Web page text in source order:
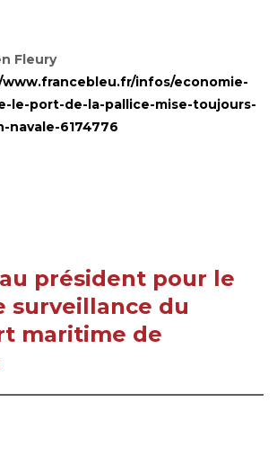
Fleury
infos/economie-
le-port-de-la-pallice-mise-toujours-
navale-6174776
président pour le
surveillance du
maritime de